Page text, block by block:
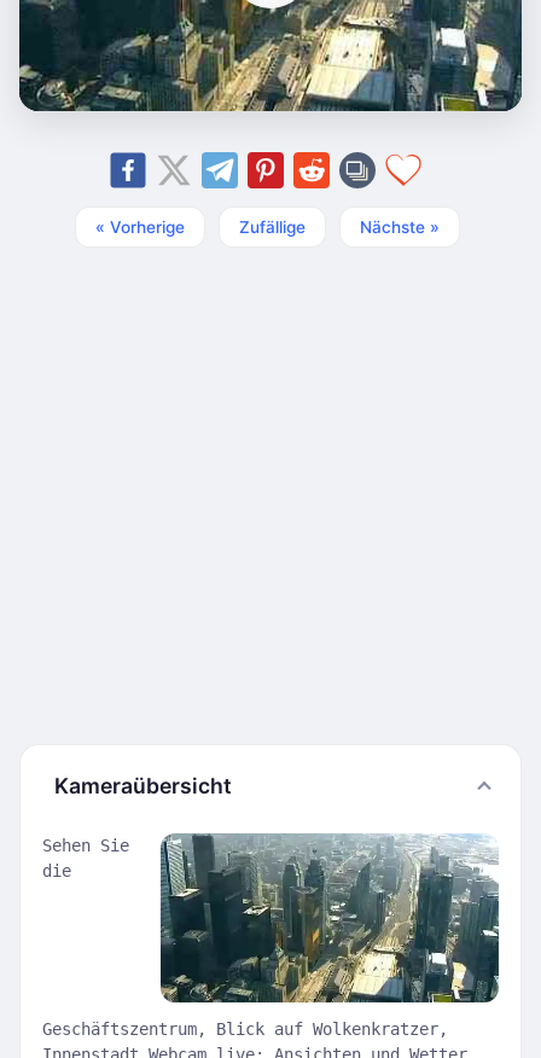
« Vorherige Zufällige Nächste »
Kameraübersicht
Sehen Sie
die
Geschäftszentrum, Blick auf Wolkenkratzer,